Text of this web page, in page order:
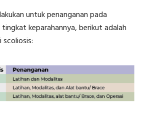
untuk penanganan pada
keparahannya, berikut adalah
scoliosis: